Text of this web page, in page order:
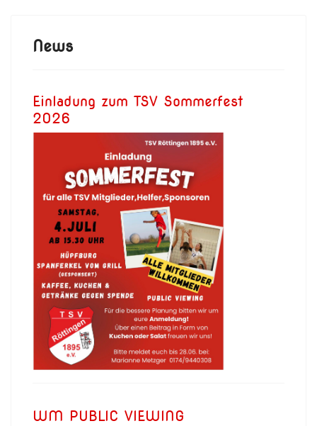
News
Einladung zum TSV Sommerfest
2026
WM PUBLIC VIEWING